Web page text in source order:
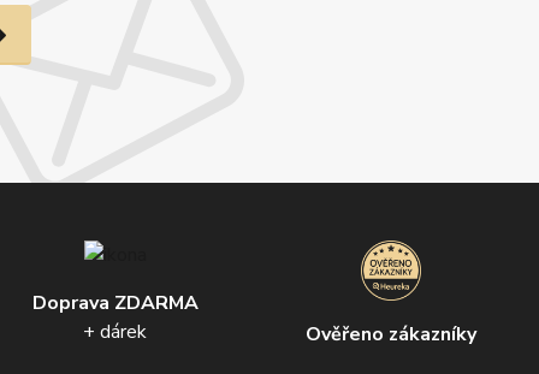
Doprava ZDARMA
+ dárek
Ověřeno zákazníky